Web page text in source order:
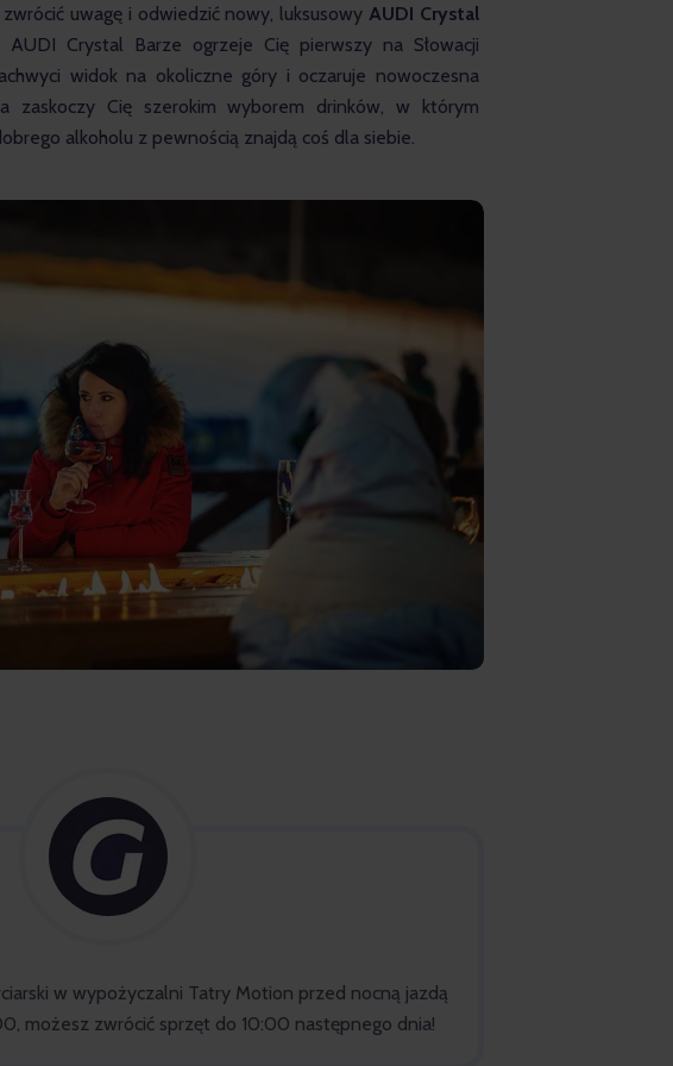
uwagę i odwiedzić nowy, luksusowy AUDI Crystal
Crystal Barze ogrzeje Cię pierwszy na Słowacji
widok na okoliczne góry i oczaruje nowoczesna
zaskoczy Cię szerokim wyborem drinków, w którym
alkoholu z pewnością znajdą coś dla siebie.
w wypożyczalni Tatry Motion przed nocną jazdą
możesz zwrócić sprzęt do 10:00 następnego dnia!